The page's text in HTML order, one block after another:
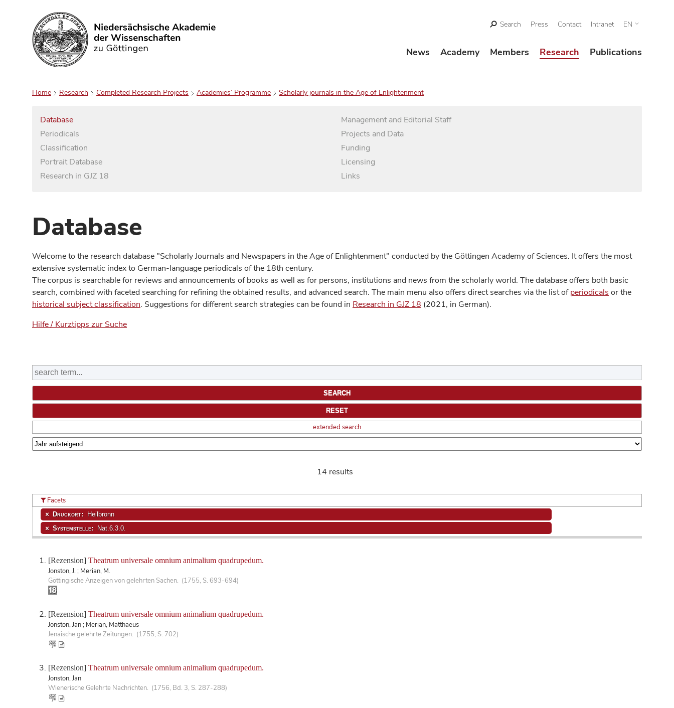
Search
Search Press Contact Intranet EN
News Academy Members Research Publications
Home Research Completed Research Projects Academies’ Programme Scholarly journals in the Age of Enlightenment
Database
Periodicals
Classification
Portrait Database
Research in GJZ 18
Management and Editorial Staff
Projects and Data
Funding
Licensing
Links
Database
Welcome to the research database "Scholarly Journals and Newspapers in the Age of Enlightenment" conducted by the Göttingen Academy of Sciences. It offers the most
extensive systematic index to German-language periodicals of the 18th century.
The corpus is searchable for reviews and announcements of books as well as for persons, institutions and news from the scholarly world. The database offers both basic
search, combined with faceted searching for refining the obtained results, and advanced search. The main menu also offers direct searches via the list ofperiodicals or the
historical subject classification. Suggestions for different search strategies can be found in Research in GJZ 18 (2021, in German).
Hilfe / Kurztipps zur Suche
extended search
14 results
[Rezension] Theatrum universale omnium animalium quadrupedum.
Jonston, J. ; Merian, M.
Göttingische Anzeigen von gelehrten Sachen. (1755, S. 693-694)
[Rezension] Theatrum universale omnium animalium quadrupedum.
Jonston, Jan ; Merian, Matthaeus
Jenaische gelehrte Zeitungen. (1755, S. 702)
[Rezension] Theatrum universale omnium animalium quadrupedum.
Jonston, Jan
Wienerische Gelehrte Nachrichten. (1756, Bd. 3, S. 287-288)
Facets
Druckort: Heilbronn
Systemstelle: Nat.6.3.0.